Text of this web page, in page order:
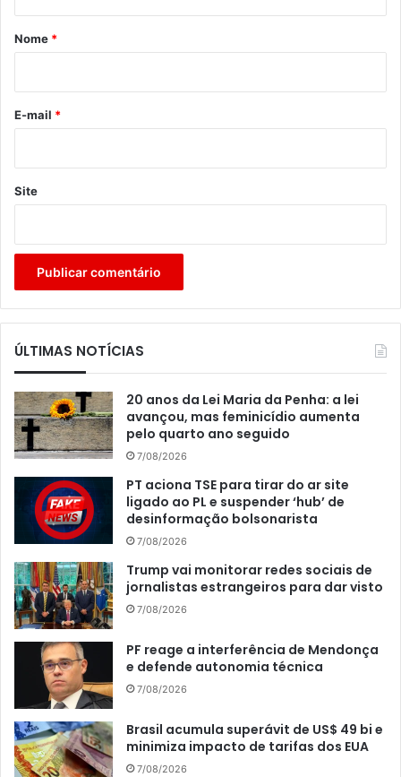
r
*
Nome *
E-mail *
Site
ÚLTIMAS NOTÍCIAS
20 anos da Lei Maria da Penha: a lei
avançou, mas feminicídio aumenta
pelo quarto ano seguido
7/08/2026
PT aciona TSE para tirar do ar site
ligado ao PL e suspender ‘hub’ de
desinformação bolsonarista
7/08/2026
Trump vai monitorar redes sociais de
jornalistas estrangeiros para dar visto
7/08/2026
PF reage a interferência de Mendonça
e defende autonomia técnica
7/08/2026
Brasil acumula superávit de US$ 49 bi e
minimiza impacto de tarifas dos EUA
7/08/2026